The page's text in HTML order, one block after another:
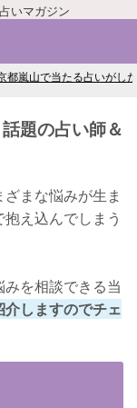
いマガジン
都嵐山で当たる占いがし
題の占い師＆
まな悩みが生ま
え込んでしまう
を相談できる当
しますのでチェ